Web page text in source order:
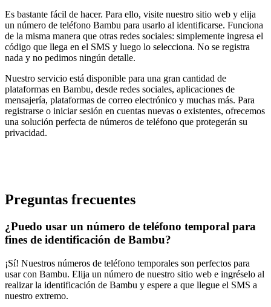
Es bastante fácil de hacer. Para ello, visite nuestro sitio web y elija
un número de teléfono Bambu para usarlo al identificarse. Funciona
de la misma manera que otras redes sociales: simplemente ingresa el
código que llega en el SMS y luego lo selecciona. No se registra
nada y no pedimos ningún detalle.
Nuestro servicio está disponible para una gran cantidad de
plataformas en Bambu, desde redes sociales, aplicaciones de
mensajería, plataformas de correo electrónico y muchas más. Para
registrarse o iniciar sesión en cuentas nuevas o existentes, ofrecemos
una solución perfecta de números de teléfono que protegerán su
privacidad.
Preguntas frecuentes
¿Puedo usar un número de teléfono temporal para
fines de identificación de Bambu?
¡Sí! Nuestros números de teléfono temporales son perfectos para
usar con Bambu. Elija un número de nuestro sitio web e ingréselo al
realizar la identificación de Bambu y espere a que llegue el SMS a
nuestro extremo.